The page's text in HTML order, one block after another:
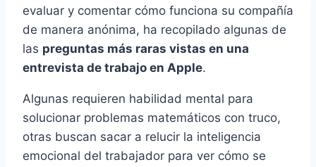
evaluar y comentar cómo funciona su compañía
de manera anónima, ha recopilado algunas de
las preguntas más raras vistas en una
entrevista de trabajo en Apple.
Algunas requieren habilidad mental para
solucionar problemas matemáticos con truco,
otras buscan sacar a relucir la inteligencia
emocional del trabajador para ver cómo se